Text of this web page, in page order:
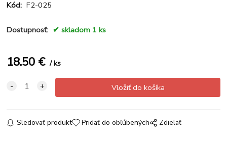
Kód: F2-025
Dostupnosť: skladom 1 ks
18.50 € ks
Sledovať produkt Pridať do obľúbených Zdielať